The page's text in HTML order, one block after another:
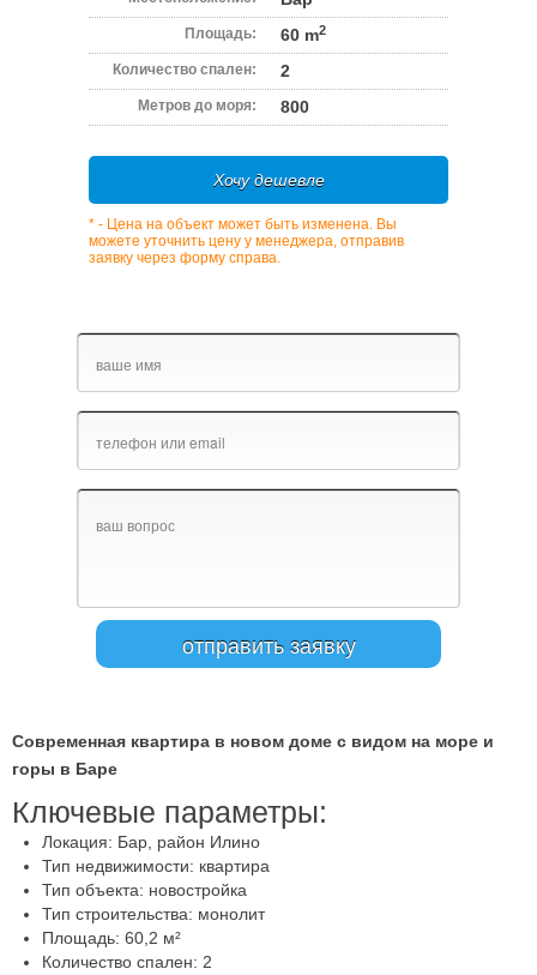
Площадь: 60 m2
Количество спален: 2
Метров до моря: 800
Хочу дешевле
* - Цена на объект может быть изменена. Вы
можете уточнить цену у менеджера, отправив
заявку через форму справа.
Современная квартира в новом доме с видом на море и
горы в Баре
Ключевые параметры:
Локация: Бар, район Илино
Тип недвижимости: квартира
Тип объекта: новостройка
Тип строительства: монолит
Площадь: 60,2 м²
Количество спален: 2